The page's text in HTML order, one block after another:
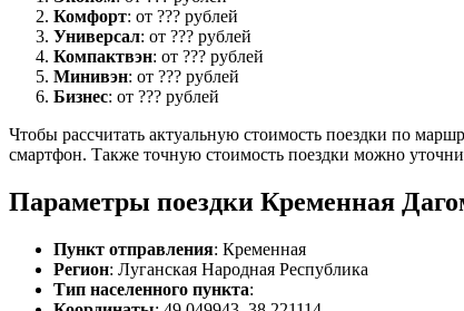
Комфорт: от ??? рублей
Универсал: от ??? рублей
Компактвэн: от ??? рублей
Минивэн: от ??? рублей
Бизнес: от ??? рублей
Чтобы рассчитать актуальную стоимость поездки по
смартфон. Также точную стоимость поездки можно
Параметры поездки Кременная
Пункт отправления: Кременная
Регион: Луганская Народная Республика
Тип населенного пункта: